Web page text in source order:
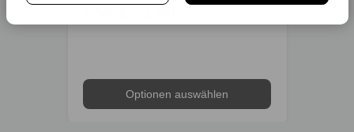
Optionen auswählen
€